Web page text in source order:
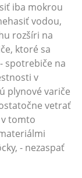
iba mokrou
vodou,
rozšíri na
ktoré sa
spotrebiče na
v
plynové variče
vetrať
tomto
- nezaspať